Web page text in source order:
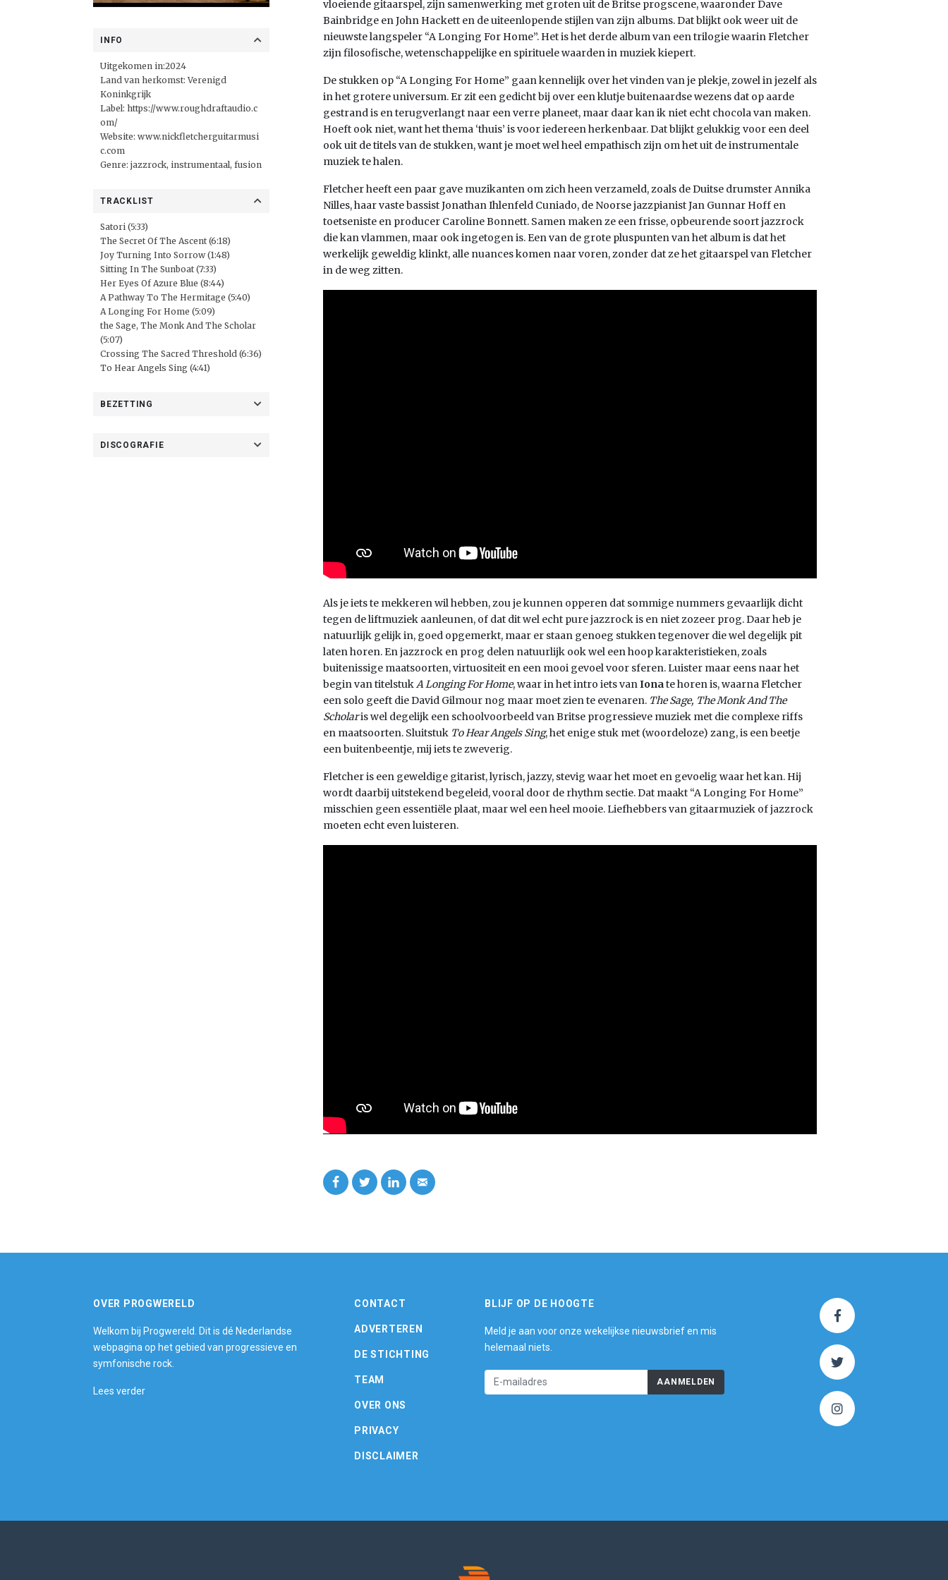
INFO
Uitgekomen in:2024
Land van herkomst: Verenigd
Koninkgrijk
Label: https://www.roughdraftaudio.c
om/
Website: www.nickfletcherguitarmusi
c.com
Genre: jazzrock, instrumentaal, fusion
TRACKLIST
Satori (5:33)
The Secret Of The Ascent (6:18)
Joy Turning Into Sorrow (1:48)
Sitting In The Sunboat (7:33)
Her Eyes Of Azure Blue (8:44)
A Pathway To The Hermitage (5:40)
A Longing For Home (5:09)
the Sage, The Monk And The Scholar
(5:07)
Crossing The Sacred Threshold (6:36)
To Hear Angels Sing (4:41)
BEZETTING
DISCOGRAFIE
vloeiende gitaarspel, zijn samenwerking met groten uit de Britse progscene, waaronder Dave
Bainbridge en John Hackett en de uiteenlopende stijlen van zijn albums. Dat blijkt ook weer uit de
nieuwste langspeler “A Longing For Home”. Het is het derde album van een trilogie waarin Fletcher
zijn filosofische, wetenschappelijke en spirituele waarden in muziek kiepert.
De stukken op “A Longing For Home” gaan kennelijk over het vinden van je plekje, zowel in jezelf als
in het grotere universum. Er zit een gedicht bij over een klutje buitenaardse wezens dat op aarde
gestrand is en terugverlangt naar een verre planeet, maar daar kan ik niet echt chocola van maken.
Hoeft ook niet, want het thema ‘thuis’ is voor iedereen herkenbaar. Dat blijkt gelukkig voor een deel
ook uit de titels van de stukken, want je moet wel heel empathisch zijn om het uit de instrumentale
muziek te halen.
Fletcher heeft een paar gave muzikanten om zich heen verzameld, zoals de Duitse drumster Annika
Nilles, haar vaste bassist Jonathan Ihlenfeld Cuniado, de Noorse jazzpianist Jan Gunnar Hoff en
toetseniste en producer Caroline Bonnett. Samen maken ze een frisse, opbeurende soort jazzrock
die kan vlammen, maar ook ingetogen is. Een van de grote pluspunten van het album is dat het
werkelijk geweldig klinkt, alle nuances komen naar voren, zonder dat ze het gitaarspel van Fletcher
in de weg zitten.
Als je iets te mekkeren wil hebben, zou je kunnen opperen dat sommige nummers gevaarlijk dicht
tegen de liftmuziek aanleunen, of dat dit wel echt pure jazzrock is en niet zozeer prog. Daar heb je
natuurlijk gelijk in, goed opgemerkt, maar er staan genoeg stukken tegenover die wel degelijk pit
laten horen. En jazzrock en prog delen natuurlijk ook wel een hoop karakteristieken, zoals
buitenissige maatsoorten, virtuositeit en een mooi gevoel voor sferen. Luister maar eens naar het
begin van titelstukA Longing For Home, waar in het intro iets vanIonate horen is, waarna Fletcher
een solo geeft die David Gilmour nog maar moet zien te evenaren. The Sage, The Monk And The
Scholaris wel degelijk een schoolvoorbeeld van Britse progressieve muziek met die complexe riffs
en maatsoorten. Sluitstuk To Hear Angels Sing, het enige stuk met (woordeloze) zang, is een beetje
een buitenbeentje, mij iets te zweverig.
Fletcher is een geweldige gitarist, lyrisch, jazzy, stevig waar het moet en gevoelig waar het kan. Hij
wordt daarbij uitstekend begeleid, vooral door de rhythm sectie. Dat maakt “A Longing For Home”
misschien geen essentiële plaat, maar wel een heel mooie. Liefhebbers van gitaarmuziek of jazzrock
moeten echt even luisteren.
OVER PROGWERELD
Welkom bij Progwereld. Dit is dé Nederlandse
webpagina op het gebied van progressieve en
symfonische rock.
Lees verder
CONTACT
ADVERTEREN
DE STICHTING
TEAM
OVER ONS
PRIVACY
DISCLAIMER
BLIJF OP DE HOOGTE
Meld je aan voor onze wekelijkse nieuwsbrief en mis
helemaal niets.
AANMELDEN